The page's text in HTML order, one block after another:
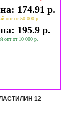
174.91 р.
опт от 50 000 р.
195.9 р.
опт от 10 000 р.
12